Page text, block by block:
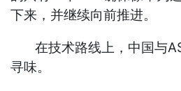
下来，并继续向前推进。
在技术路线上，中国与
寻味。